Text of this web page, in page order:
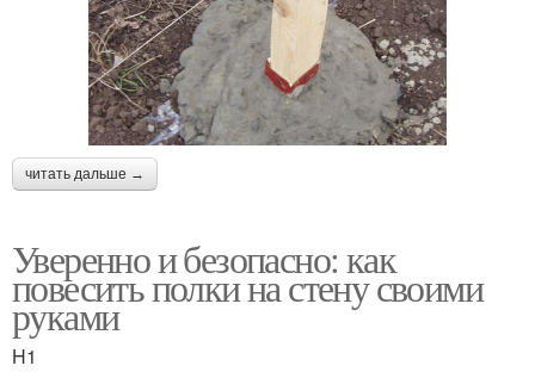
читать дальше →
Уверенно и безопасно: как
повесить полки на стену своими
руками
H1